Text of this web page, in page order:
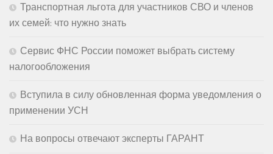
Транспортная льгота для участников СВО и членов
их семей: что нужно знать
Сервис ФНС России поможет выбрать систему
налогообложения
Вступила в силу обновленная форма уведомления о
применении УСН
На вопросы отвечают эксперты ГАРАНТ